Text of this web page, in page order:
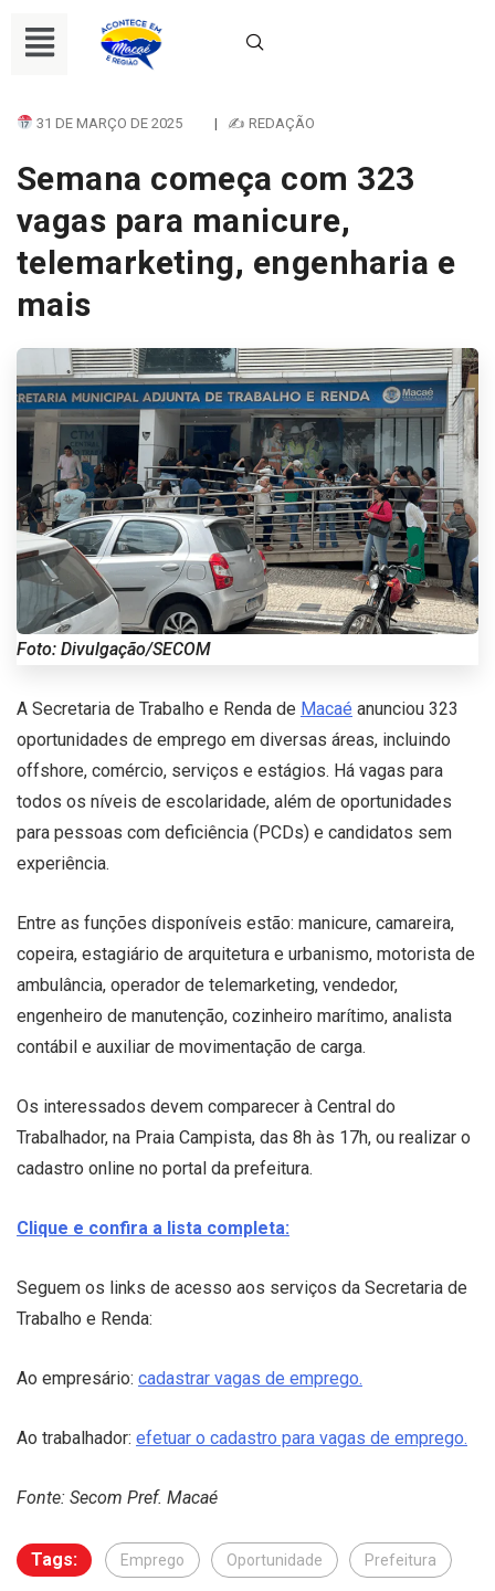
31 DE MARÇO DE 2025 | ✍ REDAÇÃO
Semana começa com 323
vagas para manicure,
telemarketing, engenharia e
mais
Foto: Divulgação/SECOM
A Secretaria de Trabalho e Renda de Macaé anunciou 323
oportunidades de emprego em diversas áreas, incluindo
offshore, comércio, serviços e estágios. Há vagas para
todos os níveis de escolaridade, além de oportunidades
para pessoas com deficiência (PCDs) e candidatos sem
experiência.
Entre as funções disponíveis estão: manicure, camareira,
copeira, estagiário de arquitetura e urbanismo, motorista de
ambulância, operador de telemarketing, vendedor,
engenheiro de manutenção, cozinheiro marítimo, analista
contábil e auxiliar de movimentação de carga.
Os interessados devem comparecer à Central do
Trabalhador, na Praia Campista, das 8h às 17h, ou realizar o
cadastro online no portal da prefeitura.
Clique e confira a lista completa:
Seguem os links de acesso aos serviços da Secretaria de
Trabalho e Renda:
Ao empresário: cadastrar vagas de emprego.
Ao trabalhador: efetuar o cadastro para vagas de emprego.
Fonte: Secom Pref. Macaé
Tags: Emprego Oportunidade Prefeitura